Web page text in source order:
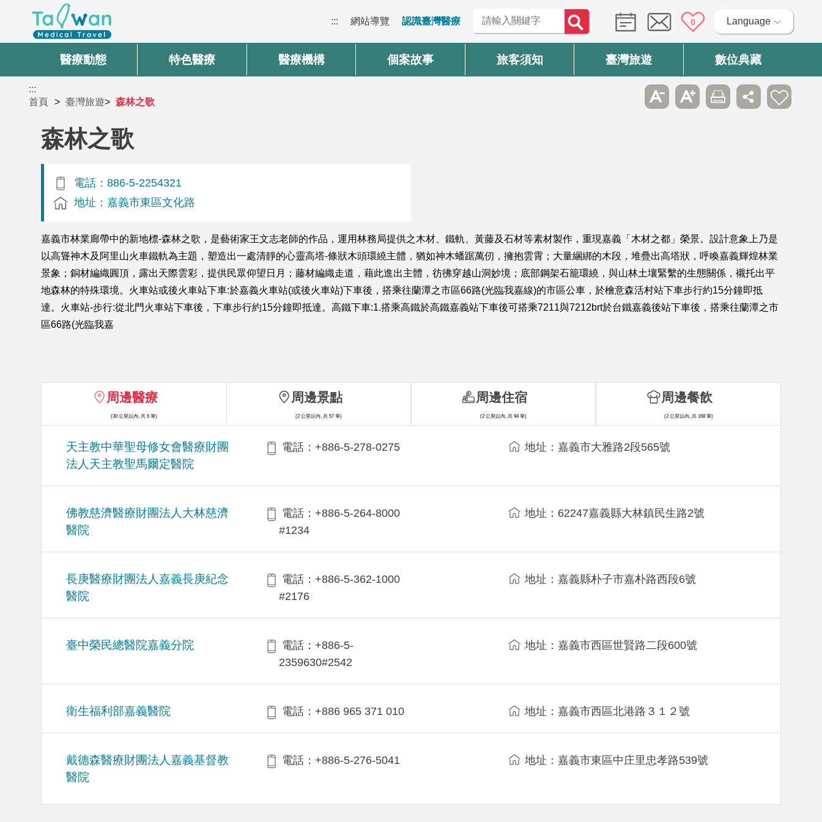
::: 網站導覽 認識臺灣醫療 0 Language
醫療動態 特色醫療 醫療機構 個案故事 旅客須知 臺灣旅遊 數位典藏
:::
首頁
臺灣旅遊 森林之歌
森林之歌
電話：886-5-2254321
地址：嘉義市東區文化路
嘉義市林業廊帶中的新地標-森林之歌，是藝術家王文志老師的作品，運用林務局提供之木材、鐵軌、黃藤及石材等素材製作，重現嘉義「木材之都」榮景。設計意象上乃是
以高聳神木及阿里山火車鐵軌為主題，塑造出一處清靜的心靈高塔-條狀木頭環繞主體，猶如神木蟠踞萬仞，擁抱雲霄；大量綑綁的木段，堆疊出高塔狀，呼喚嘉義輝煌林業
景象；銅材編織圓頂，露出天際雲彩，提供民眾仰望日月；藤材編織走道，藉此進出主體，彷彿穿越山洞妙境；底部鋼架石籠環繞，與山林土壤緊繫的生態關係，襯托出平
地森林的特殊環境。火車站或後火車站下車:於嘉義火車站(或後火車站)下車後，搭乘往蘭潭之市區66路(光臨我嘉線)的市區公車，於檜意森活村站下車步行約15分鐘即抵
達。火車站-步行:從北門火車站下車後，下車步行約15分鐘即抵達。高鐵下車:1.搭乘高鐵於高鐵嘉義站下車後可搭乘7211與7212brt於台鐵嘉義後站下車後，搭乘往蘭潭之市
區66路(光臨我嘉
周邊醫療
(30 公里以內, 共 6 筆)
天主教中華聖母修女會醫療財團
法人天主教聖馬爾定醫院
電話：+886-5-278-0275 地址：嘉義市大雅路2段565號
佛教慈濟醫療財團法人大林慈濟
醫院
電話：+886-5-264-8000
#1234
地址：62247嘉義縣大林鎮民生路2號
長庚醫療財團法人嘉義長庚紀念
醫院
電話：+886-5-362-1000
#2176
地址：嘉義縣朴子市嘉朴路西段6號
臺中榮民總醫院嘉義分院
電話：+886-5-
2359630#2542
地址：嘉義市西區世賢路二段600號
衛生福利部嘉義醫院 電話：+886 965 371 010 地址：嘉義市西區北港路３１２號
戴德森醫療財團法人嘉義基督教
醫院
電話：+886-5-276-5041 地址：嘉義市東區中庄里忠孝路539號
周邊景點
(2 公里以內, 共 57 筆)
周邊住宿
(2 公里以內, 共 94 筆)
周邊餐飲
(2 公里以內, 共 168 筆)